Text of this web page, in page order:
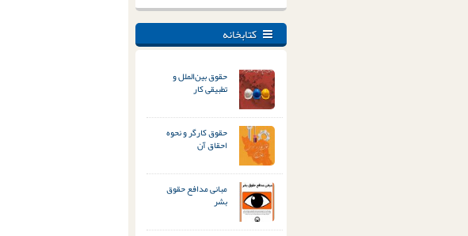
کتابخانه
حقوق بین‌الملل و
تطبیقی کار
حقوق کارگر و نحوه
احقاق آن
مبانی مدافع حقوق
بشر